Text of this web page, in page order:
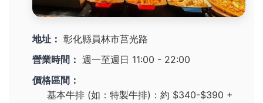
地址： 彰化縣員林市莒光路
營業時間： 週一至週日 11:00 - 22:00
價格區間：
基本牛排 (如：特製牛排)：約 $340-$390 +